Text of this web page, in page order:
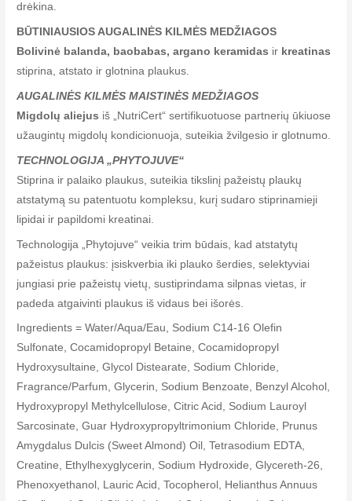
drėkina.
BŪTINIAUSIOS AUGALINĖS KILMĖS MEDŽIAGOS
Bolivinė balanda, baobabas, argano keramidas ir kreatinas
stiprina, atstato ir glotnina plaukus.
AUGALINĖS KILMĖS MAISTINĖS MEDŽIAGOS
Migdolų aliejus iš „NutriCert“ sertifikuotuose partnerių ūkiuose
užaugintų migdolų kondicionuoja, suteikia žvilgesio ir glotnumo.
TECHNOLOGIJA „PHYTOJUVE“
Stiprina ir palaiko plaukus, suteikia tikslinį pažeistų plaukų
atstatymą su patentuotu kompleksu, kurį sudaro stiprinamieji
lipidai ir papildomi kreatinai.
Technologija „Phytojuve“ veikia trim būdais, kad atstatytų
pažeistus plaukus: įsiskverbia iki plauko šerdies, selektyviai
jungiasi prie pažeistų vietų, sustiprindama silpnas vietas, ir
padeda atgaivinti plaukus iš vidaus bei išorės.
Ingredients = Water/Aqua/Eau, Sodium C14-16 Olefin
Sulfonate, Cocamidopropyl Betaine, Cocamidopropyl
Hydroxysultaine, Glycol Distearate, Sodium Chloride,
Fragrance/Parfum, Glycerin, Sodium Benzoate, Benzyl Alcohol,
Hydroxypropyl Methylcellulose, Citric Acid, Sodium Lauroyl
Sarcosinate, Guar Hydroxypropyltrimonium Chloride, Prunus
Amygdalus Dulcis (Sweet Almond) Oil, Tetrasodium EDTA,
Creatine, Ethylhexyglycerin, Sodium Hydroxide, Glycereth-26,
Phenoxyethanol, Lauric Acid, Tocopherol, Helianthus Annuus